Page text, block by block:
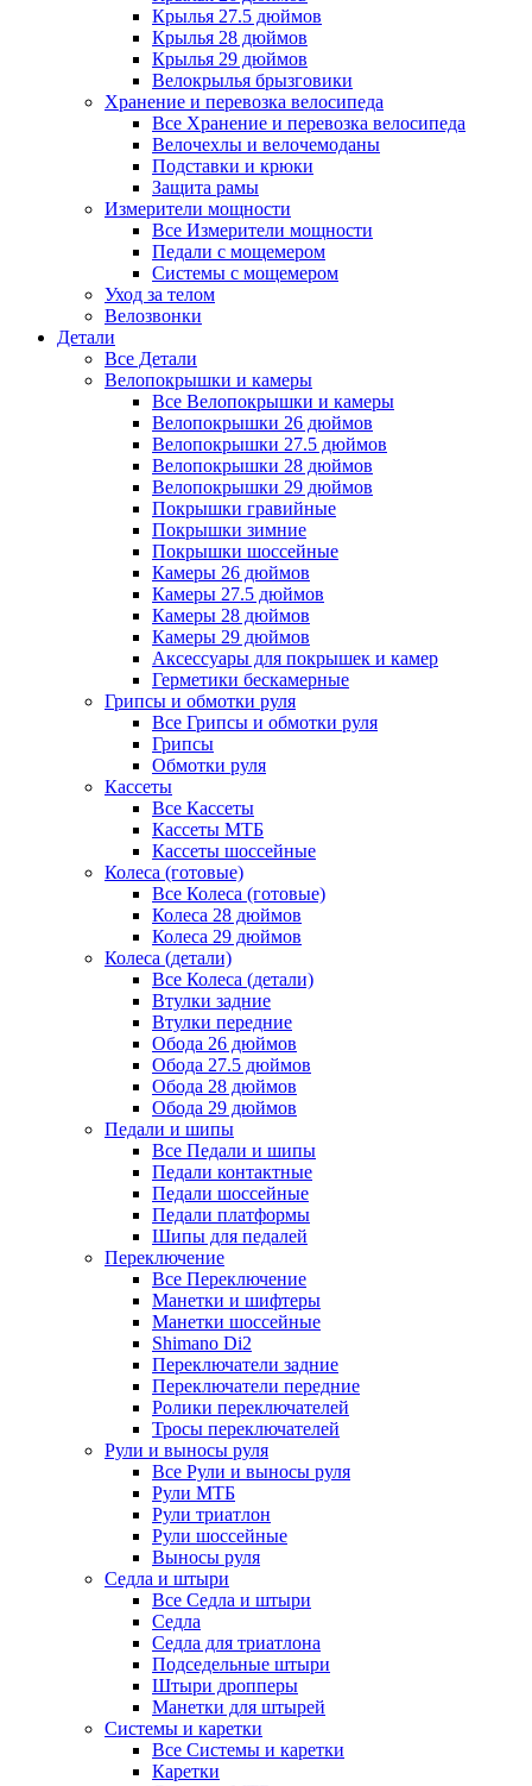
Крылья 27.5 дюймов
Крылья 28 дюймов
Крылья 29 дюймов
Велокрылья брызговики
Хранение и перевозка велосипеда
Все Хранение и перевозка велосипеда
Велочехлы и велочемоданы
Подставки и крюки
Защита рамы
Измерители мощности
Все Измерители мощности
Педали с мощемером
Системы с мощемером
Уход за телом
Велозвонки
Детали
Все Детали
Велопокрышки и камеры
Все Велопокрышки и камеры
Велопокрышки 26 дюймов
Велопокрышки 27.5 дюймов
Велопокрышки 28 дюймов
Велопокрышки 29 дюймов
Покрышки гравийные
Покрышки зимние
Покрышки шоссейные
Камеры 26 дюймов
Камеры 27.5 дюймов
Камеры 28 дюймов
Камеры 29 дюймов
Аксессуары для покрышек и камер
Герметики бескамерные
Грипсы и обмотки руля
Все Грипсы и обмотки руля
Грипсы
Обмотки руля
Кассеты
Все Кассеты
Кассеты МТБ
Кассеты шоссейные
Колеса (готовые)
Все Колеса (готовые)
Колеса 28 дюймов
Колеса 29 дюймов
Колеса (детали)
Все Колеса (детали)
Втулки задние
Втулки передние
Обода 26 дюймов
Обода 27.5 дюймов
Обода 28 дюймов
Обода 29 дюймов
Педали и шипы
Все Педали и шипы
Педали контактные
Педали шоссейные
Педали платформы
Шипы для педалей
Переключение
Все Переключение
Манетки и шифтеры
Манетки шоссейные
Shimano Di2
Переключатели задние
Переключатели передние
Ролики переключателей
Тросы переключателей
Рули и выносы руля
Все Рули и выносы руля
Рули МТБ
Рули триатлон
Рули шоссейные
Выносы руля
Седла и штыри
Все Седла и штыри
Седла
Седла для триатлона
Подседельные штыри
Штыри дропперы
Манетки для штырей
Системы и каретки
Все Системы и каретки
Каретки